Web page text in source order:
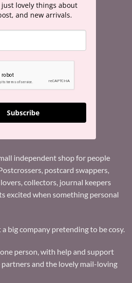
just lovely things about
and new arrivals.
Subscribe
independent shop for people
postcard swappers,
collectors, journal keepers
excited when something personal
big company pretending to be cosy.
person, with help and support
and the lovely mail-loving